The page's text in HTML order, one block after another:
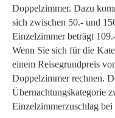
Doppelzimmer. Dazu
sich zwischen 50.- und
Einzelzimmer beträgt
Wenn Sie sich für die
einem Reisegrundpreis
Doppelzimmer rechnen.
Übernachtungskategorie
Einzelzimmerzuschlag